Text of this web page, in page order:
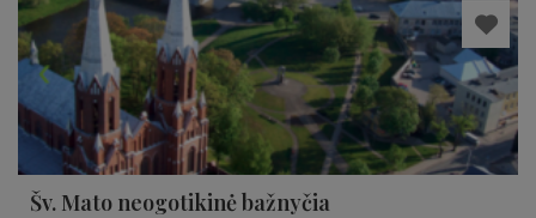
Šv. Mato neogotikinė bažnyčia